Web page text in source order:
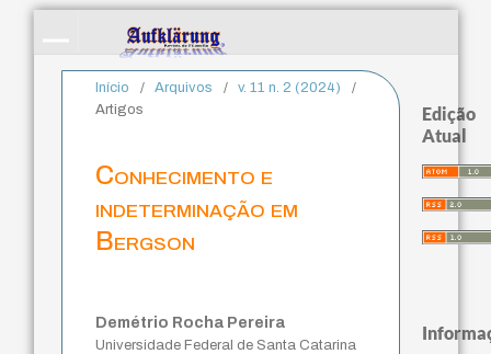
Início / Arquivos / v. 11 n. 2 (2024)
/
Artigos
Conhecimento e
indeterminação em
Bergson
Demétrio Rocha Pereira
Universidade Federal de Santa Catarina
Edição
Atual